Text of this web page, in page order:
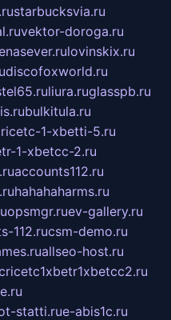
starbucksvia.ru
vektor-doroga.ru
lovinskix.ru
discofoxworld.ru
liura.ruglasspb.ru
bulkitula.ru
1-xbetti-5.ru
1-xbetcc-2.ru
accounts112.ru
hahahaharms.ru
opsmgr.ruev-gallery.ru
112.rucsm-demo.ru
allseo-host.ru
statti.rue-abis1c.ru